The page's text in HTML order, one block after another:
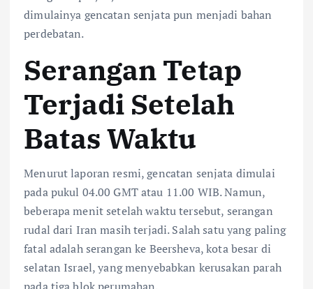
dimulainya gencatan senjata pun menjadi bahan
perdebatan.
Serangan Tetap
Terjadi Setelah
Batas Waktu
Menurut laporan resmi, gencatan senjata dimulai
pada pukul 04.00 GMT atau 11.00 WIB. Namun,
beberapa menit setelah waktu tersebut, serangan
rudal dari Iran masih terjadi. Salah satu yang paling
fatal adalah serangan ke Beersheva, kota besar di
selatan Israel, yang menyebabkan kerusakan parah